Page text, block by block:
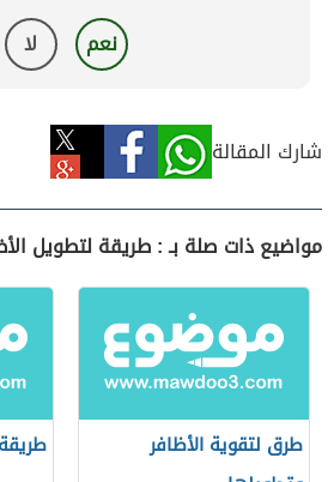
نعم لا
شارك المقالة
مواضيع ذات صلة بـ : طريقة لتطويل
طرق لتقوية الأظافر